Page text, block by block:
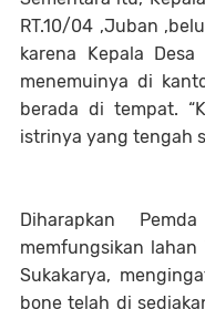
RT.10/04 ,Juban
karena Kepala
menemuinya di
berada di tempat.
istrinya yang tengah
Diharapkan
memfungsikan
Sukakarya,
bone telah di